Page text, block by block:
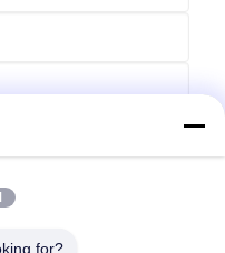
for?